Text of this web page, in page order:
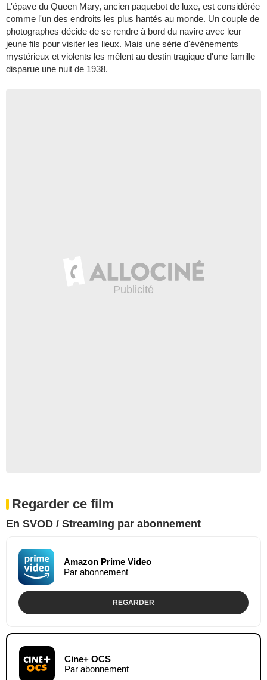
L'épave du Queen Mary, ancien paquebot de luxe, est considérée
comme l'un des endroits les plus hantés au monde. Un couple de
photographes décide de se rendre à bord du navire avec leur
jeune fils pour visiter les lieux. Mais une série d'événements
mystérieux et violents les mêlent au destin tragique d'une famille
disparue une nuit de 1938.
Regarder ce film
En SVOD / Streaming par abonnement
Amazon Prime Video
Par abonnement
REGARDER
Cine+ OCS
Par abonnement